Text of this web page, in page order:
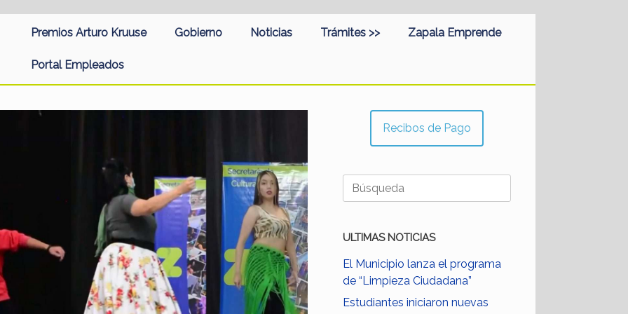
Premios Arturo Kruuse Gobierno Noticias Trámites >> Zapala Emprende
Portal Empleados
Recibos de Pago
Buscar:
ULTIMAS NOTICIAS
El Municipio lanza el programa
de “Limpieza Ciudadana”
Estudiantes iniciaron nuevas